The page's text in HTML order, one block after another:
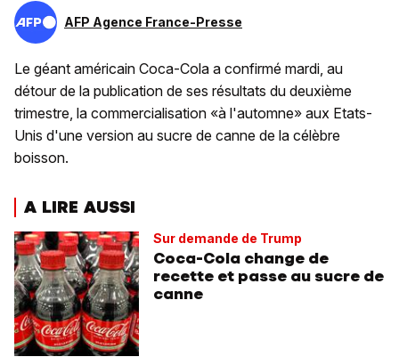
AFP Agence France-Presse
Le géant américain Coca-Cola a confirmé mardi, au
détour de la publication de ses résultats du deuxième
trimestre, la commercialisation «à l'automne» aux Etats-
Unis d'une version au sucre de canne de la célèbre
boisson.
A LIRE AUSSI
Sur demande de Trump
Coca-Cola change de
recette et passe au sucre de
canne